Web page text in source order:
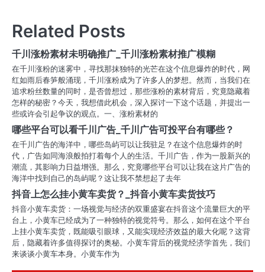
导
航
Related Posts
千川涨粉素材未明确推广_千川涨粉素材推广模糊
在千川涨粉的迷雾中，寻找那抹独特的光芒在这个信息爆炸的时代，网
红如雨后春笋般涌现，千川涨粉成为了许多人的梦想。然而，当我们在
追求粉丝数量的同时，是否曾想过，那些涨粉的素材背后，究竟隐藏着
怎样的秘密？今天，我想借此机会，深入探讨一下这个话题，并提出一
些或许会引起争议的观点。一、涨粉素材的
哪些平台可以看千川广告_千川广告可投平台有哪些？
在千川广告的海洋中，哪些岛屿可以让我驻足？在这个信息爆炸的时
代，广告如同海浪般拍打着每个人的生活。千川广告，作为一股新兴的
潮流，其影响力日益增强。那么，究竟哪些平台可以让我在这片广告的
海洋中找到自己的岛屿呢？这让我不禁想起了去年
抖音上怎么挂小黄车卖货？_抖音小黄车卖货技巧
抖音小黄车卖货：一场视觉与经济的双重盛宴在抖音这个流量巨大的平
台上，小黄车已经成为了一种独特的视觉符号。那么，如何在这个平台
上挂小黄车卖货，既能吸引眼球，又能实现经济效益的最大化呢？这背
后，隐藏着许多值得探讨的奥秘。小黄车背后的视觉经济学首先，我们
来谈谈小黄车本身。小黄车作为